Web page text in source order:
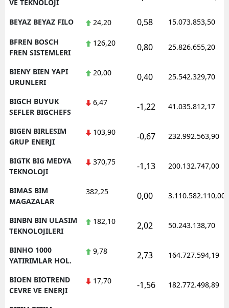
VE TEKNOLOJI
BEYAZ BEYAZ FILO 24,20 0,58 15.073.853,50
BFREN BOSCH
FREN SISTEMLERI
126,20 0,80 25.826.655,20
BIENY BIEN YAPI
URUNLERI
20,00 0,40 25.542.329,70
BIGCH BUYUK
SEFLER BIGCHEFS
6,47 -1,22 41.035.812,17
BIGEN BIRLESIM
GRUP ENERJI
103,90 -0,67 232.992.563,90
BIGTK BIG MEDYA
TEKNOLOJI
370,75 -1,13 200.132.747,00
BIMAS BIM
MAGAZALAR
382,25 0,00 3.110.582.110,00
BINBN BIN ULASIM
TEKNOLOJILERI
182,10 2,02 50.243.138,70
BINHO 1000
YATIRIMLAR HOL.
9,78 2,73 164.727.594,19
BIOEN BIOTREND
CEVRE VE ENERJI
17,70 -1,56 182.772.498,89